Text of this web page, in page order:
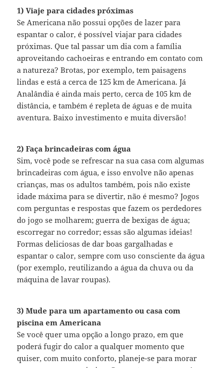
1) Viaje para cidades próximas
Se Americana não possui opções de lazer para
espantar o calor, é possível viajar para cidades
próximas. Que tal passar um dia com a família
aproveitando cachoeiras e entrando em contato com
a natureza? Brotas, por exemplo, tem paisagens
lindas e está a cerca de 125 km de Americana. Já
Analândia é ainda mais perto, cerca de 105 km de
distância, e também é repleta de águas e de muita
aventura. Baixo investimento e muita diversão!
2) Faça brincadeiras com água
Sim, você pode se refrescar na sua casa com algumas
brincadeiras com água, e isso envolve não apenas
crianças, mas os adultos também, pois não existe
idade máxima para se divertir, não é mesmo? Jogos
com perguntas e respostas que fazem os perdedores
do jogo se molharem; guerra de bexigas de água;
escorregar no corredor; essas são algumas ideias!
Formas deliciosas de dar boas gargalhadas e
espantar o calor, sempre com uso consciente da água
(por exemplo, reutilizando a água da chuva ou da
máquina de lavar roupas).
3) Mude para um apartamento ou casa com
piscina em Americana
Se você quer uma opção a longo prazo, em que
poderá fugir do calor a qualquer momento que
quiser, com muito conforto, planeje-se para morar